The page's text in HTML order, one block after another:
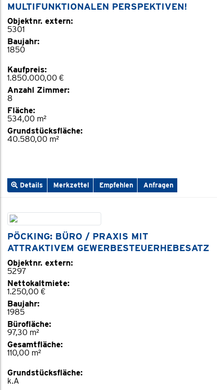
MULTIFUNKTIONALEN PERSPEKTIVEN!
Objektnr. extern:
5301
Baujahr:
1850
Kaufpreis:
1.850.000,00 €
Anzahl Zimmer:
8
Fläche:
534,00 m²
Grundstücksfläche:
40.580,00 m²
Details Merkzettel Empfehlen Anfragen
PÖCKING: BÜRO / PRAXIS MIT
ATTRAKTIVEM GEWERBESTEUERHEBESATZ
Objektnr. extern:
5297
Nettokaltmiete:
1.250,00 €
Baujahr:
1985
Bürofläche:
97,30 m²
Gesamtfläche:
110,00 m²
Grundstücksfläche:
k.A